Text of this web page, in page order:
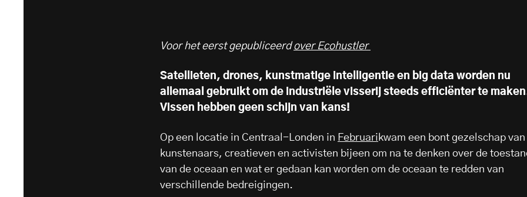
Voor het eerst gepubliceerdover Ecohustler
Satellieten, drones, kunstmatige intelligentie en big data worden nu
allemaal gebruikt om de industriële visserij steeds efficiënter te
Vissen hebben geen schijn van kans!
Op een locatie in Centraal-Londen in Februari kwam een bont gezelschap van
kunstenaars, creatieven en activisten bijeen om na te denken over de
van de oceaan en wat er gedaan kan worden om de oceaan te redden van
verschillende bedreigingen.